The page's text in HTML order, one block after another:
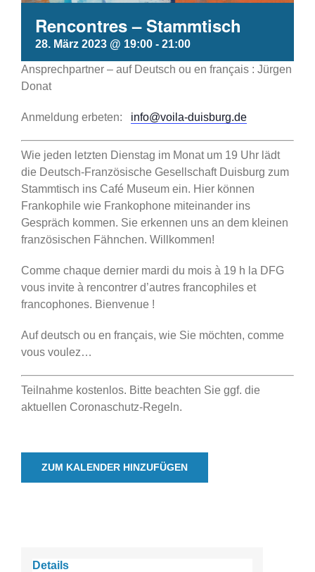
Rencontres – Stammtisch
28. März 2023 @ 19:00 - 21:00
Ansprechpartner – auf Deutsch ou en français : Jürgen
Donat
Anmeldung erbeten: info@voila-duisburg.de
Wie jeden letzten Dienstag im Monat um 19 Uhr lädt
die Deutsch-Französische Gesellschaft Duisburg zum
Stammtisch ins Café Museum ein. Hier können
Frankophile wie Frankophone miteinander ins
Gespräch kommen. Sie erkennen uns an dem kleinen
französischen Fähnchen. Willkommen!
Comme chaque dernier mardi du mois à 19 h la DFG
vous invite à rencontrer d’autres francophiles et
francophones. Bienvenue !
Auf deutsch ou en français, wie Sie möchten, comme
vous voulez…
Teilnahme kostenlos. Bitte beachten Sie ggf. die
aktuellen Coronaschutz-Regeln.
ZUM KALENDER HINZUFÜGEN
Details